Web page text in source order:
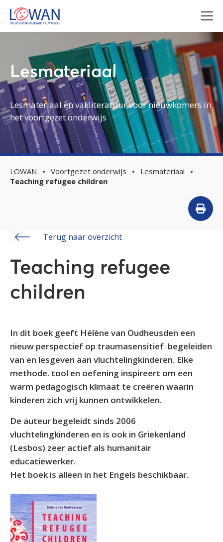
Lesmateriaal
Lesmateriaal en vakliteratuur voor nieuwkomers in
het voortgezet onderwijs
LOWAN Voortgezet onderwijs
Lesmateriaal
Teaching refugee children
Terug naar overzicht
Teaching refugee
children
In dit boek geeft Hélène van Oudheusden een
nieuw perspectief op traumasensitief begeleiden
van en lesgeven aan vluchtelingkinderen. Elke
methode. tool en oefening inspireert om een
warm pedagogisch klimaat te creëren waarin
kinderen zich vrij kunnen ontwikkelen.
De auteur begeleidt sinds 2006
vluchtelingkinderen en is ook in Griekenland
(Lesbos) zeer actief als humanitair
educatiewerker.
Het boek is alleen in het Engels beschikbaar.